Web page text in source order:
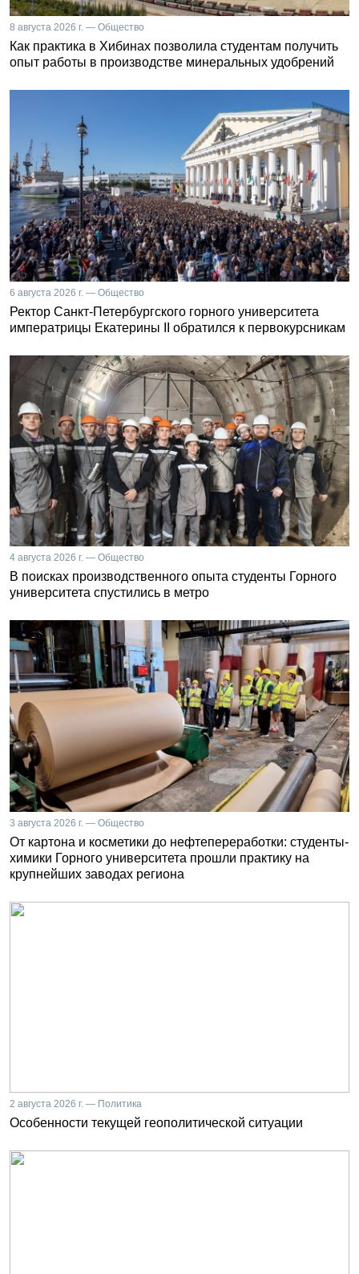
8 августа 2026 г. — Общество
Как практика в Хибинах позволила студентам получить
опыт работы в производстве минеральных удобрений
6 августа 2026 г. — Общество
Ректор Санкт-Петербургского горного университета
императрицы Екатерины II обратился к первокурсникам
4 августа 2026 г. — Общество
В поисках производственного опыта студенты Горного
университета спустились в метро
3 августа 2026 г. — Общество
От картона и косметики до нефтепереработки: студенты-
химики Горного университета прошли практику на
крупнейших заводах региона
2 августа 2026 г. — Политика
Особенности текущей геополитической ситуации